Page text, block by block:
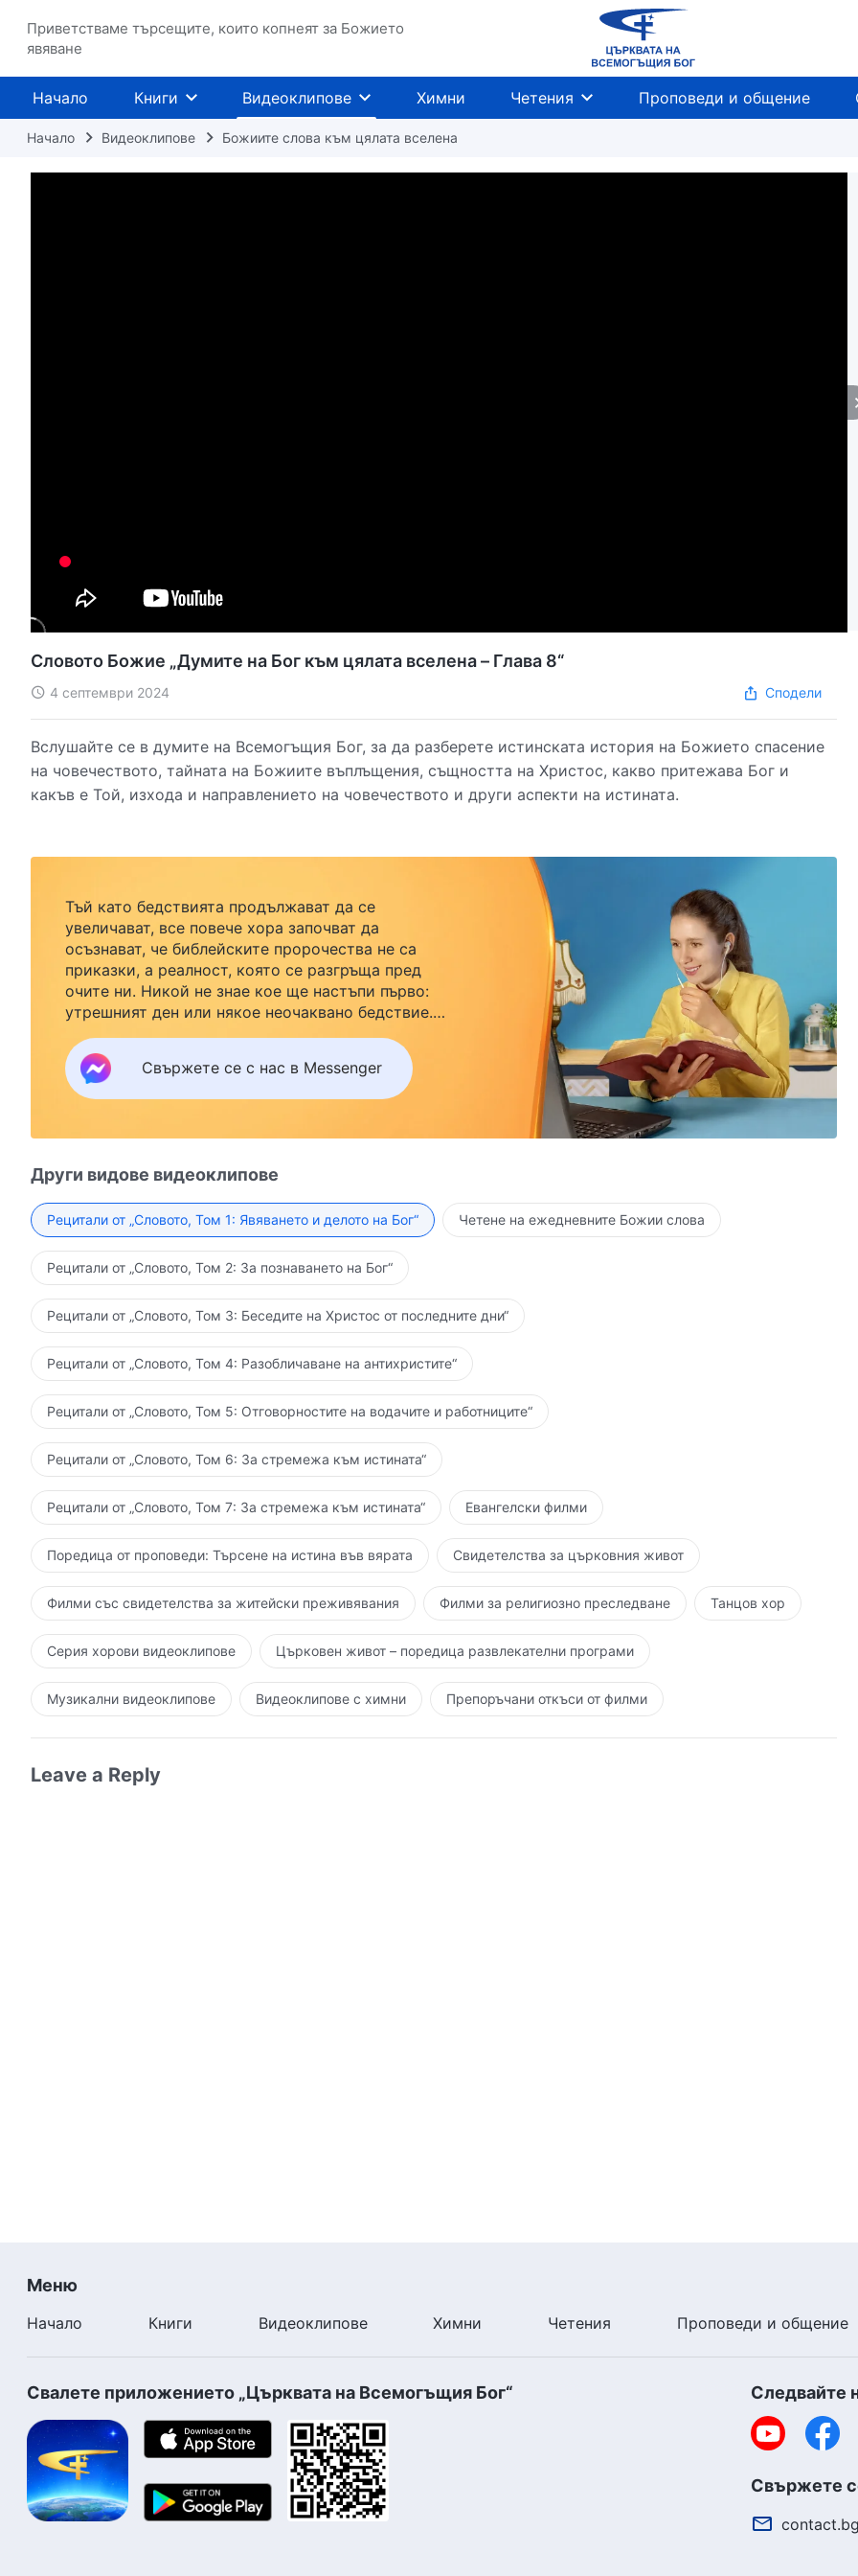
Приветстваме търсещите, които копнеят за Божието
явяване
Начало Книги Видеоклипове Химни Четения Проповеди и общение
Начало Видеоклипове Божиите слова към цялата вселена
Словото Божие „Думите на Бог към цялата вселена – Глава 8“
4 септември 2024 Сподели
Вслушайте се в думите на Всемогъщия Бог, за да разберете истинската история на Божието спасение
на човечеството, тайната на Божиите въплъщения, същността на Христос, какво притежава Бог и
какъв е Той, изхода и направлението на човечеството и други аспекти на истината.
Тъй като бедствията продължават да се
увеличават, все повече хора започват да
осъзнават, че библейските пророчества не са
приказки, а реалност, която се разгръща пред
очите ни. Никой не знае кое ще настъпи първо:
утрешният ден или някое неочаквано бедствие.
Господ със семейството си и да намерите
безопасност под Божията закрила, кликнете
върху Messenger, за да се присъедините към
Свържете се с нас в Messenger
Други видове видеоклипове
Рецитали от „Словото, Том 1: Явяването и делото на Бог“ Четене на ежедневните Божии слова
Рецитали от „Словото, Том 2: За познаването на Бог“
Рецитали от „Словото, Том 3: Беседите на Христос от последните дни“
Рецитали от „Словото, Том 4: Разобличаване на антихристите“
Рецитали от „Словото, Том 5: Отговорностите на водачите и работниците“
Рецитали от „Словото, Том 6: За стремежа към истината“
Рецитали от „Словото, Том 7: За стремежа към истината“ Евангелски филми
Поредица от проповеди: Търсене на истина във вярата Свидетелства за църковния живот
Филми със свидетелства за житейски преживявания Филми за религиозно преследване Танцов хор
Серия хорови видеоклипове Църковен живот – поредица развлекателни програми
Музикални видеоклипове Видеоклипове с химни Препоръчани откъси от филми
Leave a Reply
Меню
Начало Книги Видеоклипове Химни Четения Проповеди и общение
Свалете приложението „Църквата на Всемогъщия Бог“ Следвайте
Свържете